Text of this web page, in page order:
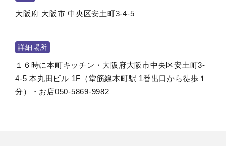
大阪府 大阪市 中央区安土町3-4-5
詳細場所
１６時に本町キッチン・大阪府大阪市中央区安土町3-
4-5 本丸田ビル 1F（堂筋線本町駅 1番出口から徒歩１
分）・お店050-5869-9982